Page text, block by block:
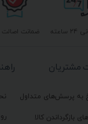
ضمانت اصالت
مشتریان
به پرسش‌های متداول
بازگرداندن کالا